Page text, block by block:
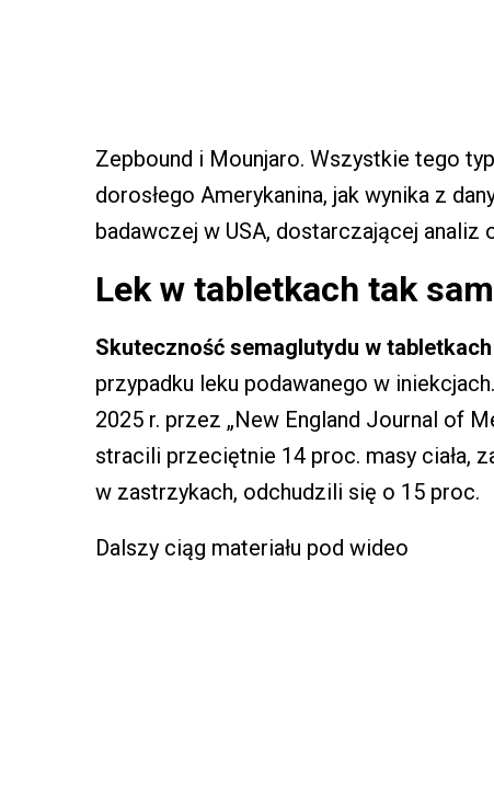
Zepbound i Mounjaro. Wszystkie tego
dorosłego Amerykanina, jak wynika z
badawczej w USA, dostarczającej
Lek w tabletkach tak
Skuteczność semaglutydu w tabletkach
przypadku leku podawanego w
2025 r. przez „New England Journal of
stracili przeciętnie 14 proc. masy ciała,
w zastrzykach, odchudzili się o 15 proc.
Dalszy ciąg materiału pod wideo